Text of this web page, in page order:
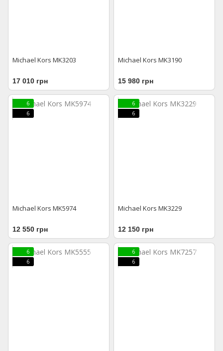
Michael Kors MK3203
17 010 грн
Michael Kors MK3190
15 980 грн
6
6
Michael Kors MK5974
12 550 грн
6
6
Michael Kors MK3229
12 150 грн
6
6
6
6